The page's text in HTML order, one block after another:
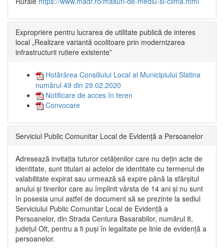
Expropriere pentru lucrarea de utilitate publică de interes
local „Realizare variantă ocolitoare prin modernizarea
infrastructurii rutiere existente”
Hotărârea Consiliului Local al Municipiului Slatina
numărul 49 din 29.02.2020
Notificare de acces în teren
Convocare
Serviciul Public Comunitar Local de Evidență a Persoanelor
Adresează invitația tuturor cetățenilor care nu dețin acte de
identitate, sunt titulari ai actelor de identitate cu termenul de
valabilitate expirat sau urmează să expire până la sfârșitul
anului și tinerilor care au împlinit vârsta de 14 ani și nu sunt
în posesia unui astfel de document să se prezinte la sediul
Serviciului Public Comunitar Local de Evidență a
Persoanelor, din Strada Centura Basarabilor, numărul 8,
județul Olt, pentru a fi puși în legalitate pe linie de evidență a
persoanelor.